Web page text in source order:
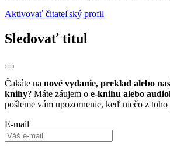
Aktivovať čitateľský profil
Sledovať titul
Čakáte na nové vydanie, preklad alebo
knihy? Máte záujem o e-knihu alebo
pošleme vám upozornenie, keď niečo z
E-mail